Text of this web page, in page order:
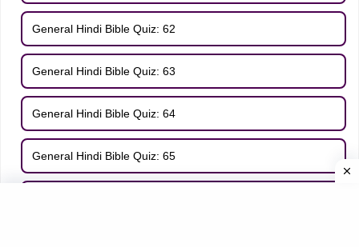
General Hindi Bible Quiz: 62
General Hindi Bible Quiz: 63
General Hindi Bible Quiz: 64
General Hindi Bible Quiz: 65